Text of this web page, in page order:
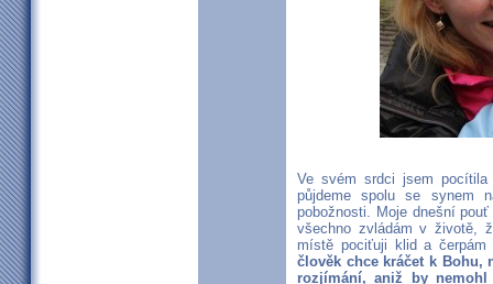
Ve svém srdci jsem
půjdeme spolu se synem
pobožnosti. Moje dnešní
všechno zvládám v životě,
místě pociťuji klid a
člověk chce kráčet k Bohu,
rozjímání, aniž by